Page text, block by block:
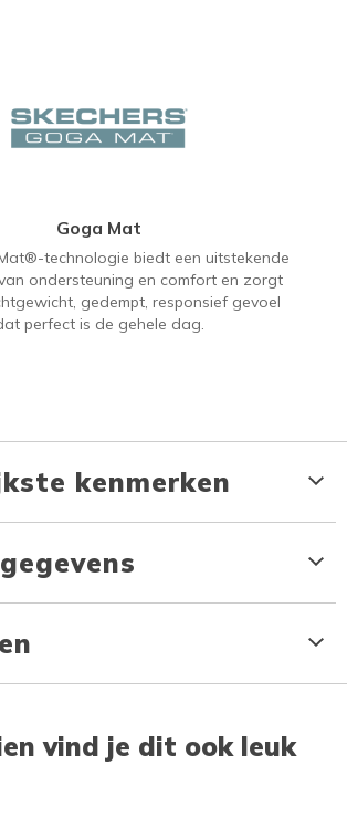
Goga Mat
technologie biedt een uitstekende
ondersteuning en comfort en zorgt
gedempt, responsief gevoel
perfect is de gehele dag.
kenmerken
vind je dit ook leuk